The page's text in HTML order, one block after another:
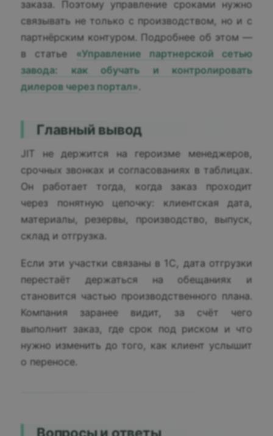
заказа. Поэтому управление сроками нужно
связывать не только с производством, но и с
партнёрским контуром. Подробнее об этом —
в статье «Управление партнерской сетью
завода: как обучать и контролировать
дилеров через портал».
Главный вывод
JIT не держится на героизме менеджеров,
срочных звонках и согласованиях в таблицах.
Он работает тогда, когда заказ проходит
через понятную цепочку: клиентская дата,
материалы, резервы, производство, выпуск,
склад и отгрузка.
Если эти участки связаны в 1С, дата отгрузки
перестаёт держаться на обещаниях и
становится частью производственного плана.
Компания заранее видит, за счёт чего
выполнит заказ, где срок под риском и что
нужно изменить до того, как клиент услышит
о переносе.
Вопросы и ответы